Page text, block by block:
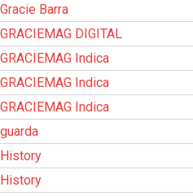
Gracie Barra
GRACIEMAG DIGITAL
GRACIEMAG Indica
GRACIEMAG Indica
GRACIEMAG Indica
guarda
History
History